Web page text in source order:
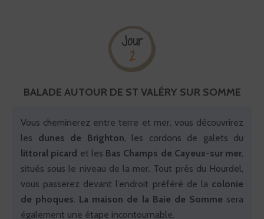
Jour
2
BALADE AUTOUR DE ST VALÉRY SUR SOMME
Vous cheminerez entre terre et mer, vous découvrirez
les dunes de Brighton, les cordons de galets du
littoral picard et les Bas Champs de Cayeux-sur mer,
situés sous le niveau de la mer. Tout près du Hourdel,
vous passerez devant l’endroit préféré de la colonie
de phoques. La maison de la Baie de Somme sera
également une étape incontournable.